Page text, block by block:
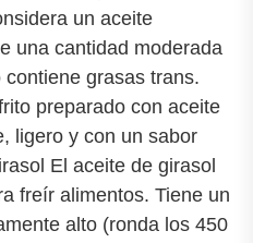
un aceite
una cantidad moderada
grasas trans.
preparado con aceite
ligero y con un sabor
El aceite de girasol
freír alimentos. Tiene un
alto (ronda los 450